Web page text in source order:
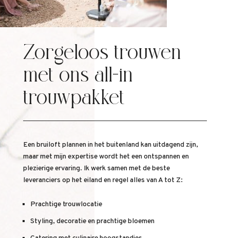
Zorgeloos trouwen
met ons all-in
trouwpakket
Een bruiloft plannen in het buitenland kan uitdagend zijn,
maar met mijn expertise wordt het een ontspannen en
plezierige ervaring. Ik werk samen met de beste
leveranciers op het eiland en regel alles van A tot Z:
Prachtige trouwlocatie
Styling, decoratie en prachtige bloemen